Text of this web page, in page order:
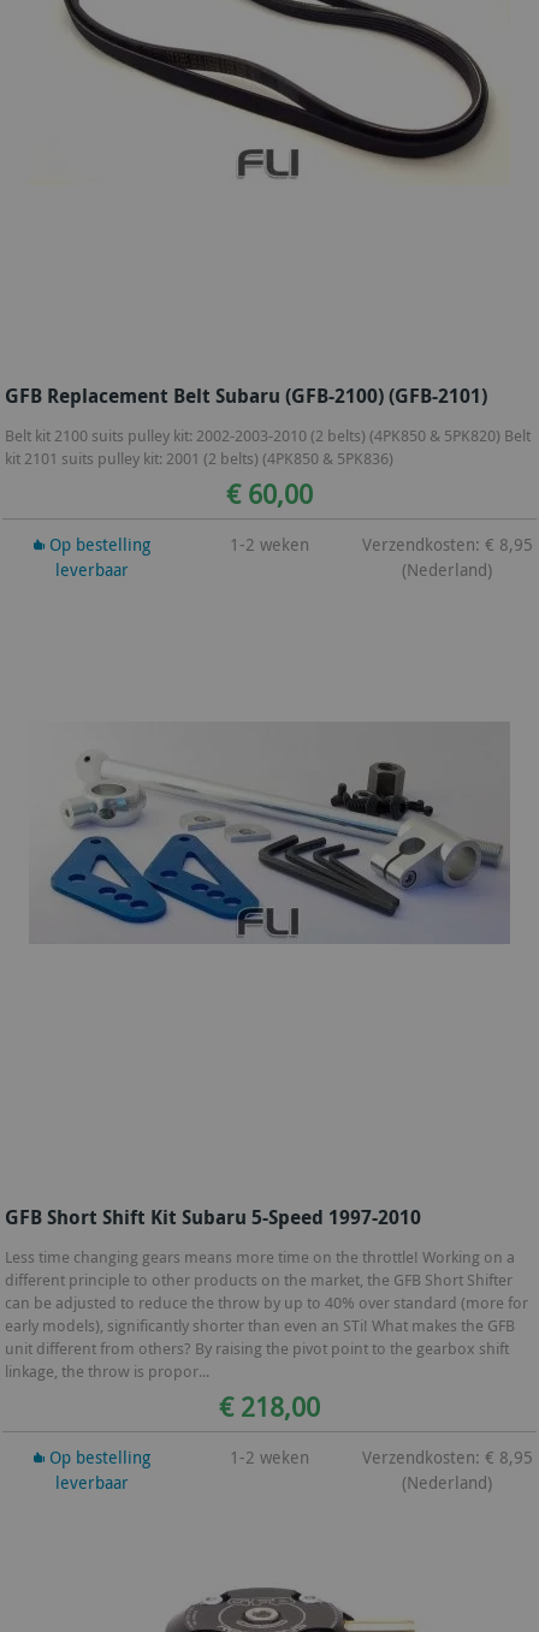
GFB Replacement Belt Subaru (GFB-2100) (GFB-2101)
Belt kit 2100 suits pulley kit: 2002-2003-2010 (2 belts) (4PK850 & 5PK820) Belt
kit 2101 suits pulley kit: 2001 (2 belts) (4PK850 & 5PK836)
€ 60,00
Op bestelling
leverbaar
1-2 weken
Verzendkosten: € 8,95
(Nederland)
GFB Short Shift Kit Subaru 5-Speed 1997-2010
Less time changing gears means more time on the throttle! Working on a
different principle to other products on the market, the GFB Short Shifter
can be adjusted to reduce the throw by up to 40% over standard (more for
early models), significantly shorter than even an STi! What makes the GFB
unit different from others? By raising the pivot point to the gearbox shift
linkage, the throw is propor...
€ 218,00
Op bestelling
leverbaar
1-2 weken
Verzendkosten: € 8,95
(Nederland)